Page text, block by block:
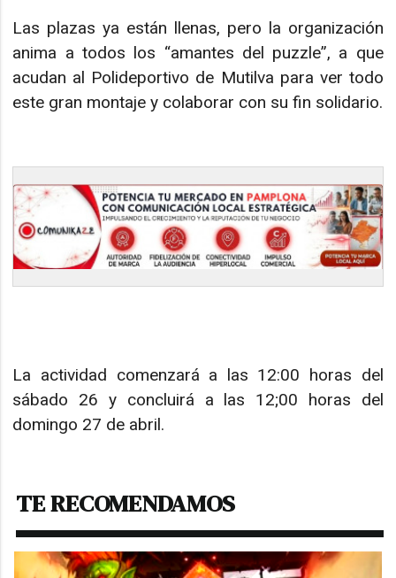
Las plazas ya están llenas, pero la organización
anima a todos los “amantes del puzzle”, a que
acudan al Polideportivo de Mutilva para ver todo
este gran montaje y colaborar con su fin solidario.
La actividad comenzará a las 12:00 horas del
sábado 26 y concluirá a las 12;00 horas del
domingo 27 de abril.
TE RECOMENDAMOS